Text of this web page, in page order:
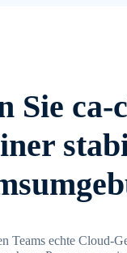
Sie ca-
Teams echte Cloud-